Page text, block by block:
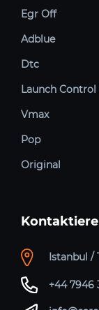
Egr Off
Adblue
Dtc
Launch Control
Vmax
Pop
Original
Istanbul /
+44 7946